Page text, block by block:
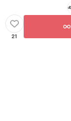
21